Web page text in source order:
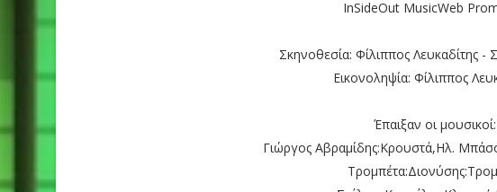
InSideOut MusicWeb
Σκηνοθεσία: Φίλιππος Λευκαδίτης -
Εικονοληψία: Φίλιππος
Έπαιξαν οι μουσικοί:
Γιώργος Αβραμίδης:Κρουστά,Ηλ.